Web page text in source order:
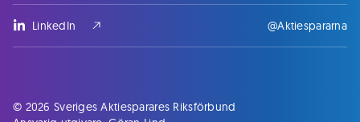
LinkedIn @Aktiespararna
© 2026 Sveriges Aktiesparares Riksförbund